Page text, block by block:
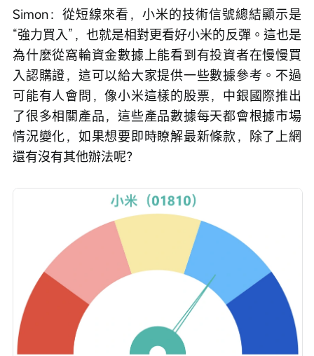
Simon：從短線來看，小米的技術信號總結顯示是
“強力買入”，也就是相對更看好小米的反彈。這也是
為什麼從窩輪資金數據上能看到有投資者在慢慢買
入認購證，這可以給大家提供一些數據參考。不過
可能有人會問，像小米這樣的股票，中銀國際推出
了很多相關產品，這些產品數據每天都會根據市場
情況變化，如果想要即時瞭解最新條款，除了上網
還有沒有其他辦法呢？